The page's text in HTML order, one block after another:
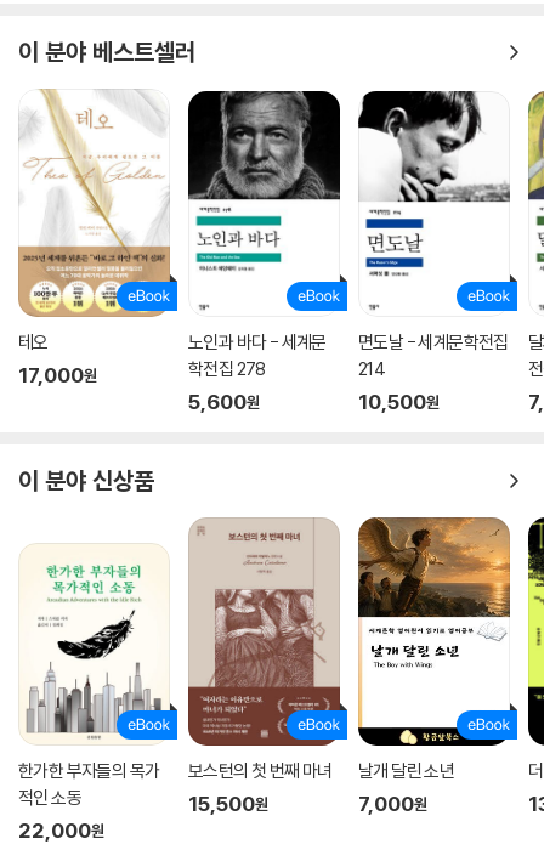
졌다. 작가 러디어드 키플링은 《정글북》으로 1907년 영국 최초로 노벨문
학상을 수상했다. 당시 그의 나이 41세로, 역대 최연소 수상자이기도 했다.
이 기록은 현재까지도 깨지지 않고 있다.
세계적인 애니메이션의 명가 디즈니는 ‘디즈니 라이브 액션’이라는 실사
영화로 [정글북] 영화 개봉을 앞두고 있다. 실제 인물과 CG를 결합하여 만
든 이 영화는 스칼렛 요한슨을 비롯한 유명 연기파 배우들의 목소리 연기
로 더욱 풍성한 볼거리를 제공한다. 인간에게 허락되지 않은 모험이 영상
으로 펼쳐지는 이번 영화의 원작, 《정글북》은 독자들의 눈과 마음을 사로
잡을 것이다. 작가의 아버지 존 록우드 키플링과 윌리엄 헨리 드레이크, 파
울 프렌제니가 그린 삽화 또한 작품에 다채로움을 더한다.
이 분야 베스트셀러
테오
17,000원
노인과 바다 - 세계문
학전집 278
5,600원
면도날 - 세계문학전집
214
10,500원
이 분야 신상품
한가한 부자들의 목가
적인 소동
22,000원
보스턴의 첫 번째 마녀
15,500원
날개 달린 소년
7,000원